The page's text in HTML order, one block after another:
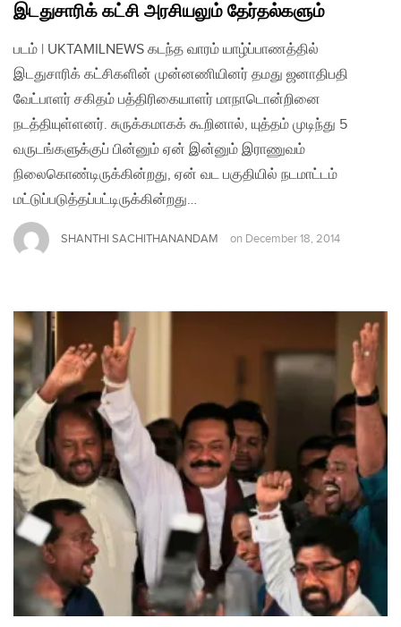
இடதுசாரிக் கட்சி அரசியலும் தேர்தல்களும்
படம் | UKTAMILNEWS கடந்த வாரம் யாழ்ப்பாணத்தில்
இடதுசாரிக் கட்சிகளின் முன்னணியினர் தமது ஜனாதிபதி
வேட்பாளர் சகிதம் பத்திரிகையாளர் மாநாடொன்றினை
நடத்தியுள்ளனர். சுருக்கமாகக் கூறினால், யுத்தம் முடிந்து 5
வருடங்களுக்குப் பின்னும் ஏன் இன்னும் இராணுவம்
நிலைகொண்டிருக்கின்றது, ஏன் வட பகுதியில் நடமாட்டம்
மட்டுப்படுத்தப்பட்டிருக்கின்றது…
SHANTHI SACHITHANANDAM on December 18, 2014